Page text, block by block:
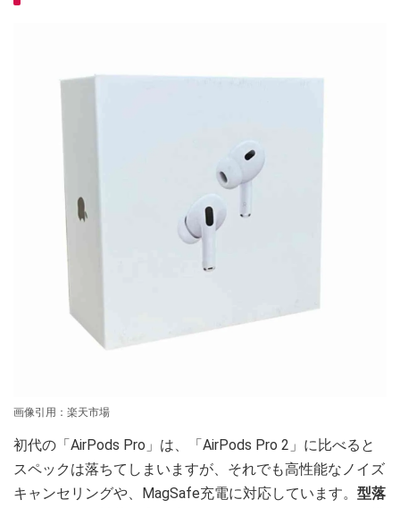
画像引用：楽天市場
初代の「AirPods Pro」は、「AirPods Pro 2」に比べると
スペックは落ちてしまいますが、それでも高性能なノイズ
キャンセリングや、MagSafe充電に対応しています。 型落